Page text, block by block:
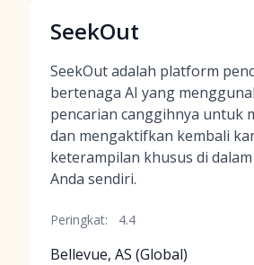
SeekOut
SeekOut adalah platform
bertenaga AI yang
pencarian canggihnya untuk
dan mengaktifkan kembali
keterampilan khusus di
Anda sendiri.
Peringkat: 4.4
Bellevue, AS (Global)